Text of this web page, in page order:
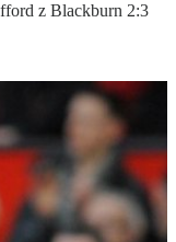
z Blackburn 2:3